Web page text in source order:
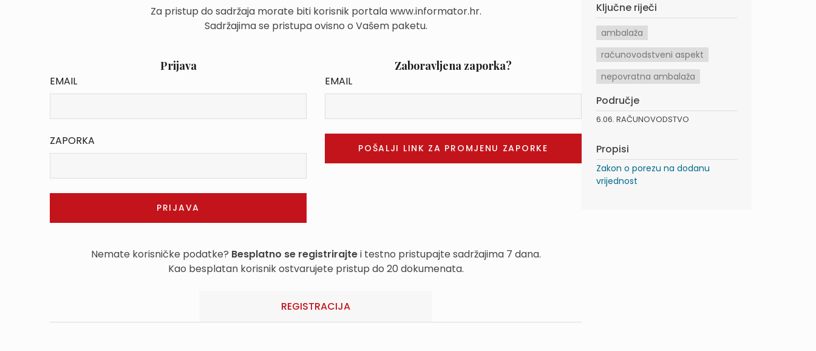
Za pristup do sadržaja morate biti korisnik portala www.informator.hr.
Sadržajima se pristupa ovisno o Vašem paketu.
Prijava
EMAIL
ZAPORKA
Zaboravljena zaporka?
EMAIL
Nemate korisničke podatke? Besplatno se registrirajtei testno pristupajte sadržajima 7 dana.
Kao besplatan korisnik ostvarujete pristup do 20 dokumenata.
REGISTRACIJA
Ključne riječi
ambalaža
računovodstveni aspekt
nepovratna ambalaža
Područje
6.06. RAČUNOVODSTVO
Propisi
Zakon o porezu na dodanu
vrijednost